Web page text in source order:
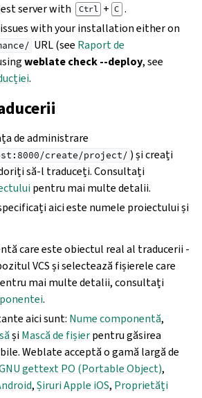
server with
Ctrl + C .
with your installation either on
URL (see Raport de
weblate check --deploy, see
.
de administrare
create/project/ ) și creați
să-l traduceți. Consultați
pentru mai multe detalii.
aici este numele proiectului și
care este obiectul real al traducerii -
VCS și selectează fișierele care
mai multe detalii, consultați
.
aici sunt: Nume componentă,
șiMască de fișierpentru găsirea
Weblate acceptă o gamă largă de
gettext PO (Portable Object),
,Șiruri Apple iOS, Proprietăți